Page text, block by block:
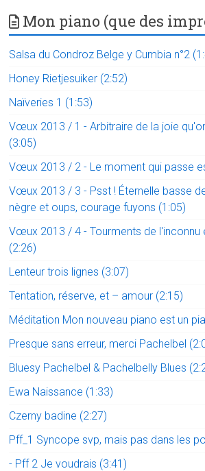
Mon piano (que des
Salsa du Condroz Belge y Cumbia n°2
Honey Rietjesuiker (2:52)
Naïveries 1 (1:53)
Vœux 2013 / 1 - Arbitraire de la joie
(3:05)
Vœux 2013 / 2 - Le moment qui passe
Vœux 2013 / 3 - Psst ! Éternelle basse
nègre et oups, courage fuyons (1:05)
Vœux 2013 / 4 - Tourments de l'inconnu
(2:26)
Lenteur trois lignes (3:07)
Tentation, réserve, et – amour (2:15)
Méditation Mon nouveau piano est un
Presque sans erreur, merci Pachelbel
Bluesy Pachelbel & Pachelbelly Blues
Ewa Naissance (1:33)
Czerny badine (2:27)
Pff_1 Syncope svp, mais pas dans les
- Pff 2 Je voudrais (3:41)